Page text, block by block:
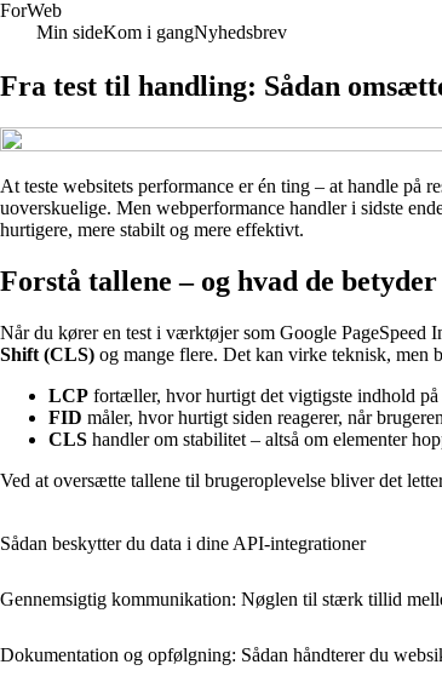
ForWeb
Min sideKom i gangNyhedsbrev
Fra test til handling: Sådan
At teste websitets performance er én ting – at handle på
uoverskuelige. Men webperformance handler i sidste
hurtigere, mere stabilt og mere effektivt.
Forstå tallene – og hvad de
Når du kører en test i værktøjer som Google PageSpeed
Shift (CLS) og mange flere. Det kan virke teknisk, men
LCP fortæller, hvor hurtigt det vigtigste indhold på
FID måler, hvor hurtigt siden reagerer, når
CLS handler om stabilitet – altså om elementer
Ved at oversætte tallene til brugeroplevelse bliver det
Sådan beskytter du data i dine API‑integrationer
Gennemsigtig kommunikation: Nøglen til stærk tillid
Dokumentation og opfølgning: Sådan håndterer du